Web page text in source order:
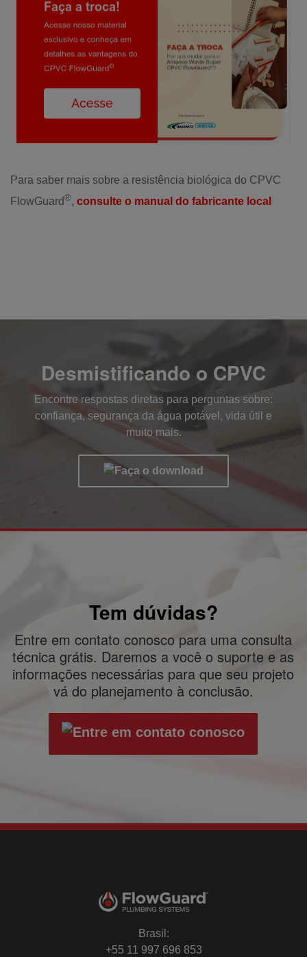
Para saber mais sobre a resistência biológica do CPVC
FlowGuard®,consulte o manual do fabricante local
Desmistificando o CPVC
Encontre respostas diretas para perguntas sobre:
confiança, segurança da água potável, vida útil e
muito mais.
Tem dúvidas?
Entre em contato conosco para uma consulta
técnica grátis. Daremos a você o suporte e as
informações necessárias para que seu projeto
vá do planejamento à conclusão.
Brasil:
+55 11 997 696 853